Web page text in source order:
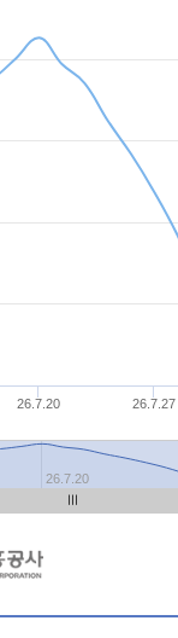
26.7.20 26.7.27
26.7.20